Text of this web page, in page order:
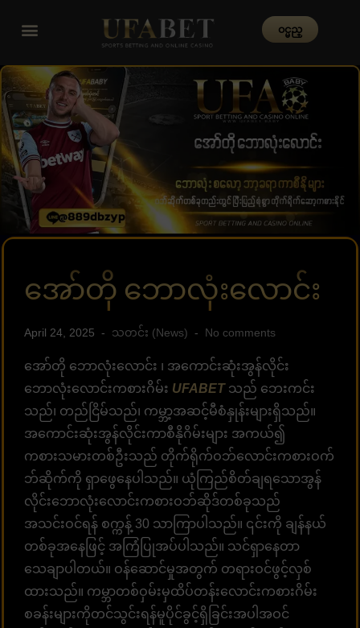
၀င္မည္
အော်တို ဘောလုံးလောင်း
April 24, 2025 သတင်း (News) No comments
အော်တို ဘောလုံးလောင်း ၊ အကောင်းဆုံးအွန်လိုင်း
ဘောလုံးလောင်းကစားဂိမ်း UFABETသည် ဘေးကင်း
သည်၊ တည်ငြိမ်သည်၊ ကမ္ဘာ့အဆင့်မီစံနှုန်းများရှိသည်။
အကောင်းဆုံးအွန်လိုင်းကာစီနိုဂိမ်းများ အကယ်၍
ကစားသမားတစ်ဦးသည် တိုက်ရိုက်ဝဘ်လောင်းကစားဝက်
ဘ်ဆိုက်ကို ရှာဖွေနေပါသည်။ ယုံကြည်စိတ်ချရသောအွန်
လိုင်းဘောလုံးလောင်းကစားဝဘ်ဆိုဒ်တစ်ခုသည်
အသင်းဝင်ရန် စက္ကန့် 30 သာကြာပါသည်။ ၎င်းကို ချန်နယ်
တစ်ခုအနေဖြင့် အကြံပြုအပ်ပါသည်။ သင်ရှာနေတာ
သေချာပါတယ်။ ဝန်ဆောင်မှုအတွက် တရားဝင်ဖွင့်လှစ်
ထားသည်။ ကမ္ဘာတစ်ဝှမ်းမှထိပ်တန်းလောင်းကစားဂိမ်း
စခန်းများကိုတင်သွင်းရန်မူပိုင်ခွင့်ရှိခြင်းအပါအဝင်